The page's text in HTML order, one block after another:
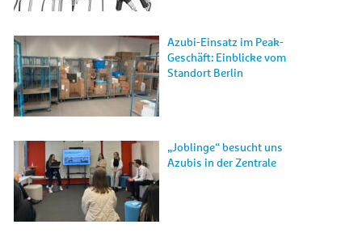
Azubi-Einsatz im Peak-
Geschäft: Einblicke vom
Standort Berlin
„Joblinge“ besucht uns
Azubis in der Zentrale